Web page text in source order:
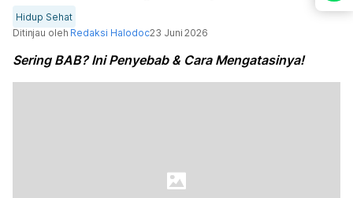
Hidup Sehat
Ditinjau oleh Redaksi Halodoc23 Juni 2026
Sering BAB? Ini Penyebab & Cara Mengatasinya!